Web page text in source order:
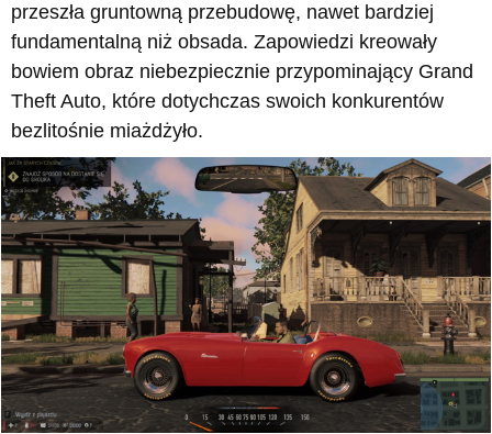
przeszła gruntowną przebudowę, nawet bardziej
fundamentalną niż obsada. Zapowiedzi kreowały
bowiem obraz niebezpiecznie przypominający Grand
Theft Auto, które dotychczas swoich konkurentów
bezlitośnie miażdżyło.